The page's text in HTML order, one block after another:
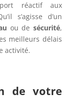
réactif aux
s’agisse d’un
ou desécurité,
meilleurs délais
activité.
de votre